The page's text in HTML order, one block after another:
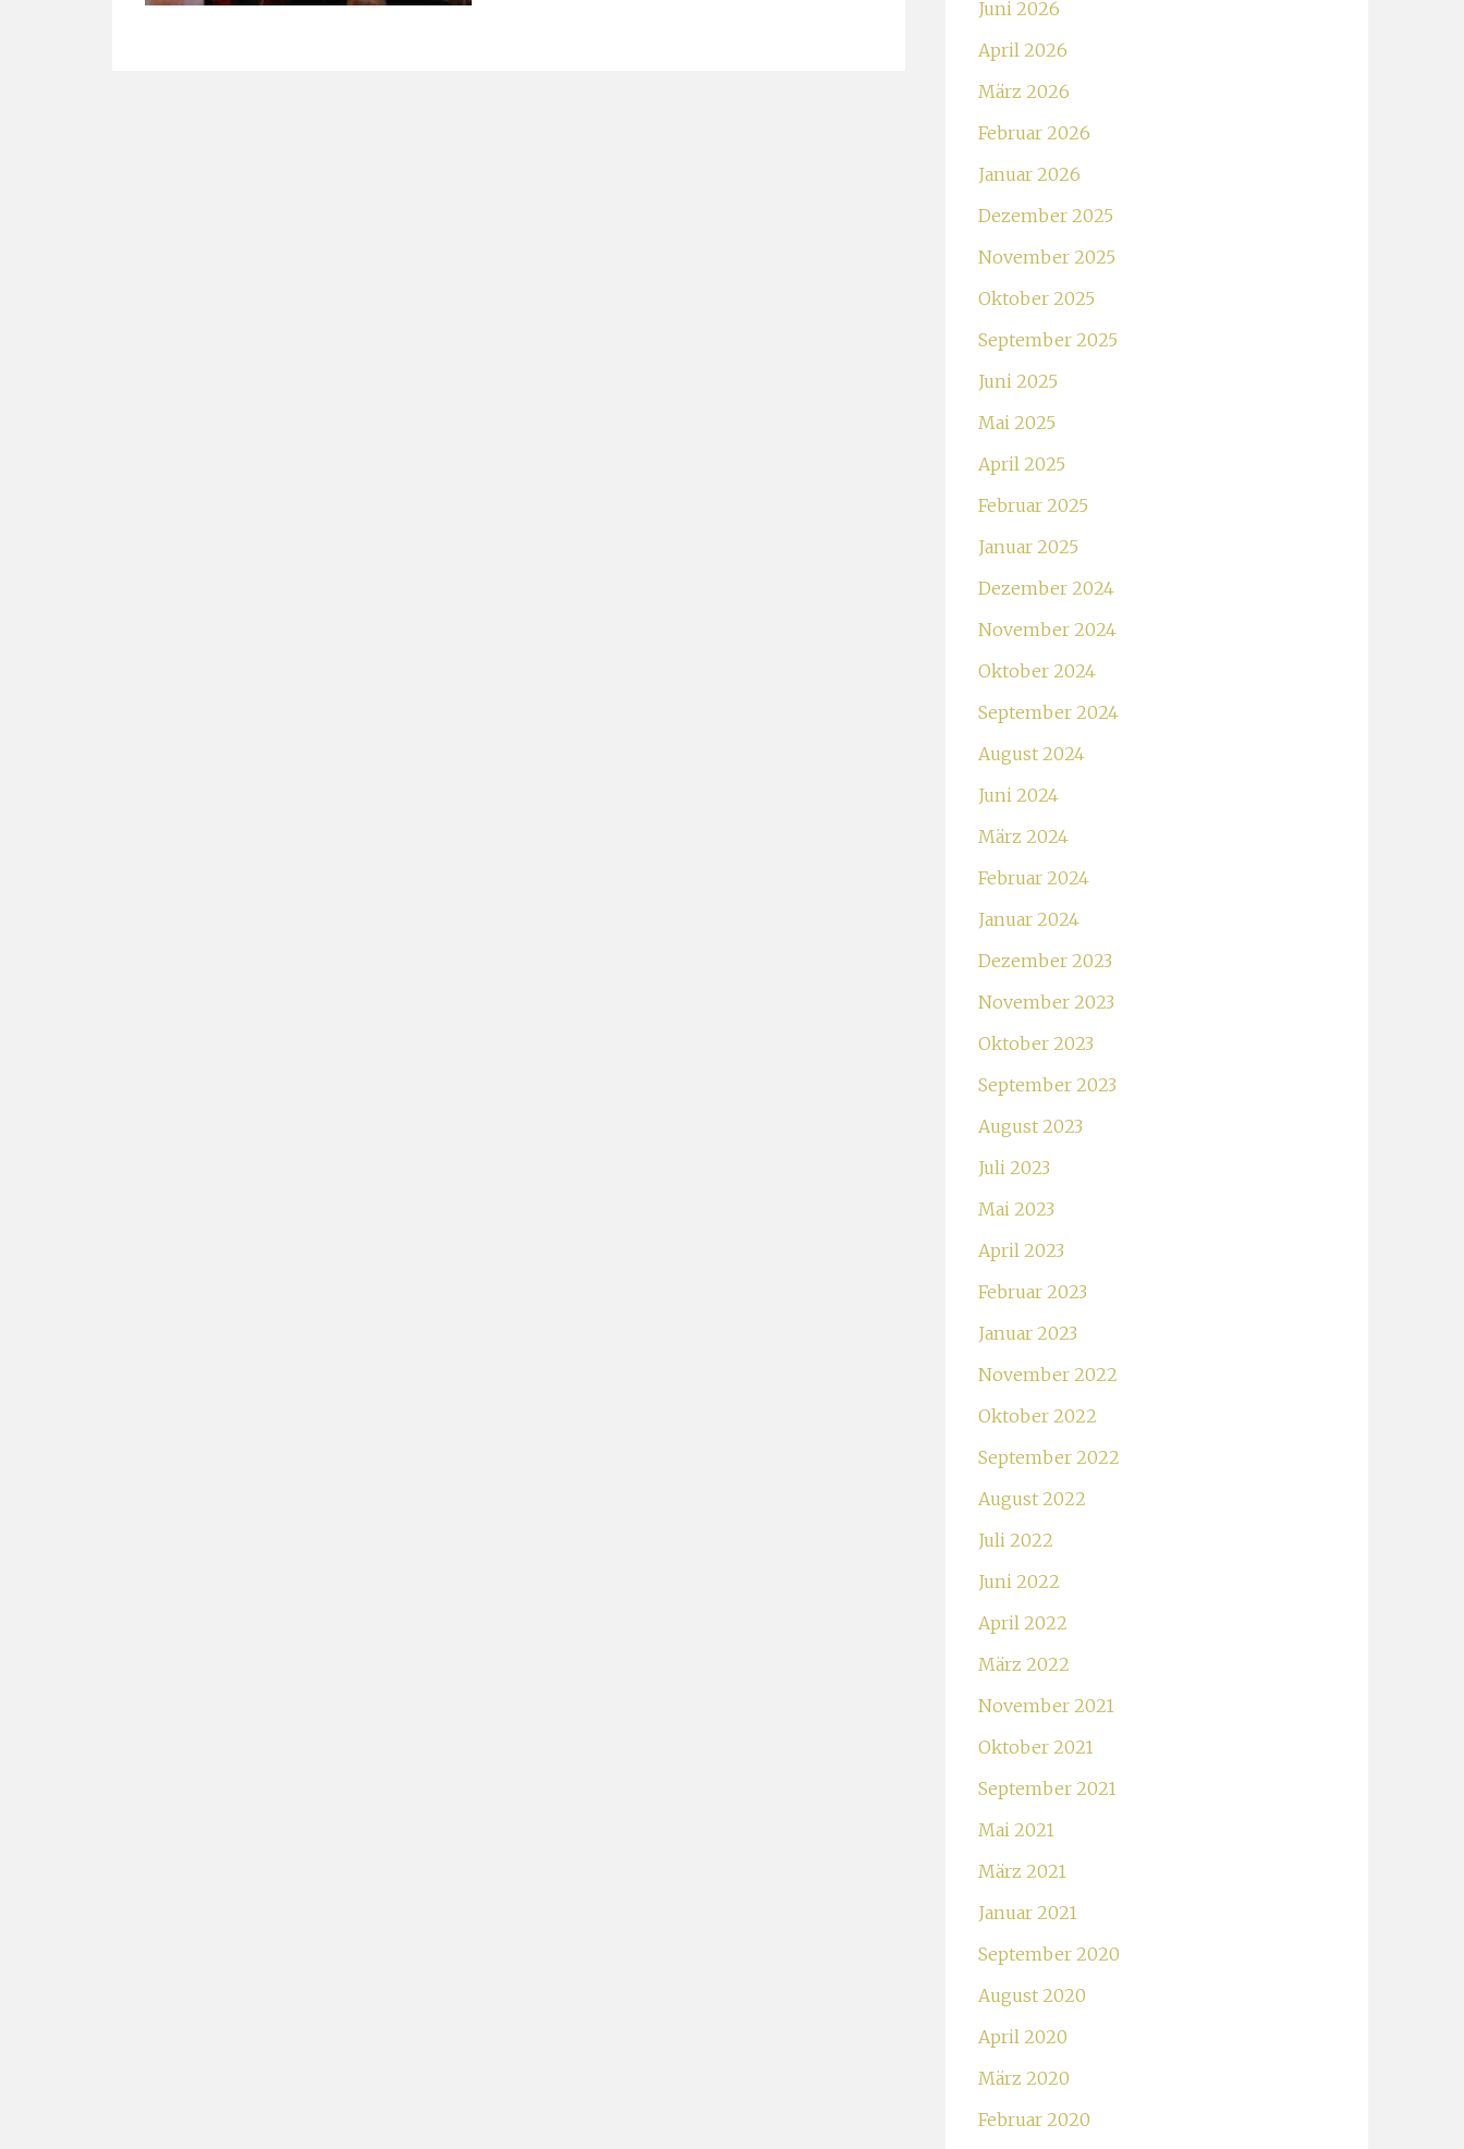
Juni 2026
April 2026
März 2026
Februar 2026
Januar 2026
Dezember 2025
November 2025
Oktober 2025
September 2025
Juni 2025
Mai 2025
April 2025
Februar 2025
Januar 2025
Dezember 2024
November 2024
Oktober 2024
September 2024
August 2024
Juni 2024
März 2024
Februar 2024
Januar 2024
Dezember 2023
November 2023
Oktober 2023
September 2023
August 2023
Juli 2023
Mai 2023
April 2023
Februar 2023
Januar 2023
November 2022
Oktober 2022
September 2022
August 2022
Juli 2022
Juni 2022
April 2022
März 2022
November 2021
Oktober 2021
September 2021
Mai 2021
März 2021
Januar 2021
September 2020
August 2020
April 2020
März 2020
Februar 2020